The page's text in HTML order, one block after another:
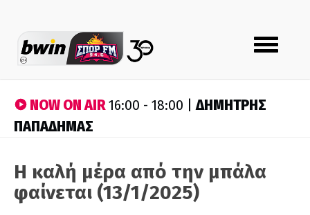
Toggle
navigation
NOW ON AIR16:00 - 18:00 |ΔΗΜΗΤΡΗΣ
ΠΑΠΑΔΗΜΑΣ
Η καλή μέρα από την μπάλα
φαίνεται (13/1/2025)